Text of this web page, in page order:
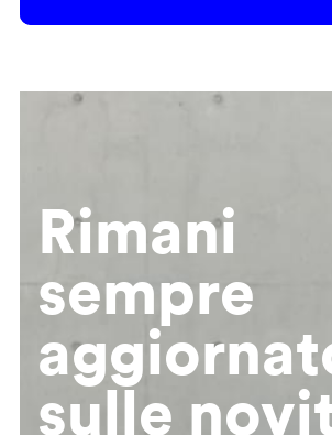
Rimani
sempre
sulle